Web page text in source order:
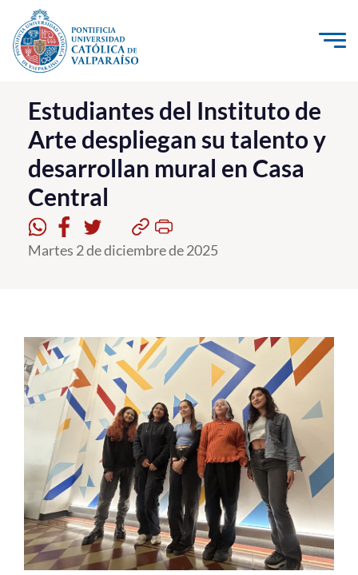
Click acá para ir directamente al contenido
La Universidad
Investigación, Creación e Innovación
PUCV Internacional
Vinculación con el Medio
Admisión
Formación Continua
Estudiantes
Académicos
Funcionarios
Alumni
English
Estudiantes del Instituto de
Arte despliegan su talento y
desarrollan mural en Casa
Central
Martes 2 de diciembre de 2025